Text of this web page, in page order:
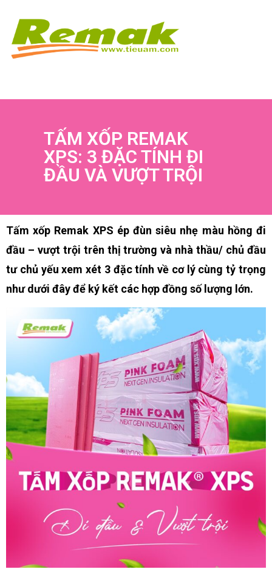
TẤM XỐP REMAK
XPS: 3 ĐẶC TÍNH ĐI
ĐẦU VÀ VƯỢT TRỘI
Tấm xốp Remak XPS ép đùn siêu nhẹ màu hồng đi
đầu – vượt trội trên thị trường và nhà thầu/ chủ đầu
tư chủ yếu xem xét 3 đặc tính về cơ lý cùng tỷ trọng
như dưới đây để ký kết các hợp đồng số lượng lớn.